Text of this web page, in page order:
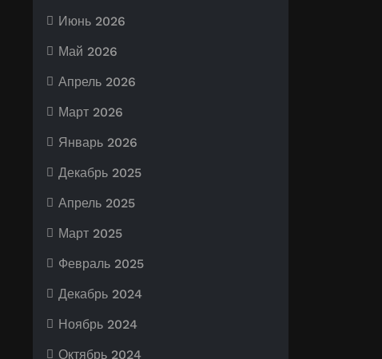
Июнь 2026
Май 2026
Апрель 2026
Март 2026
Январь 2026
Декабрь 2025
Апрель 2025
Март 2025
Февраль 2025
Декабрь 2024
Ноябрь 2024
Октябрь 2024